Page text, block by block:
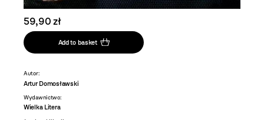
59,90 zł
Add to basket
Autor:
Artur Domosławski
Wydawnictwo:
Wielka Litera